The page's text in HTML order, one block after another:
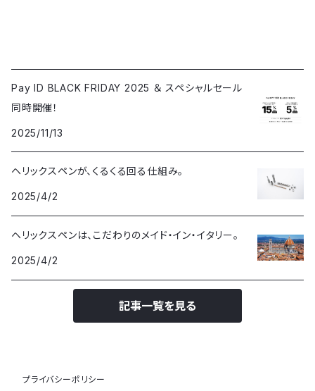
Pay ID BLACK FRIDAY 2025 ＆ スペシャルセール
同時開催！
2025/11/13
ヘリックスペンが、くるくる回る仕組み。
2025/4/2
ヘリックスペンは、こだわりのメイド・イン・イタリー。
2025/4/2
記事一覧を見る
プライバシーポリシー